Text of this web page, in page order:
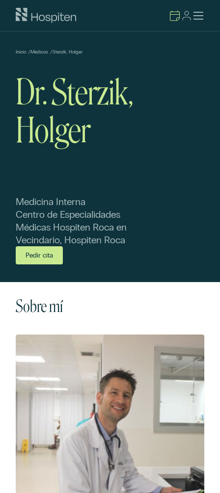
Inicio /Médicos /Sterzik, Holger
Dr. Sterzik,
Holger
Medicina Interna
Centro de Especialidades
Médicas Hospiten Roca en
Vecindario, Hospiten Roca
Pedir cita
Sobre mí